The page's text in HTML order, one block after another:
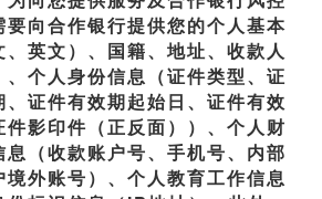
向合作银行提供您的个人基本
英文）、国籍、地址、收款人
个人身份信息（证件类型、证
证件有效期起始日、证件有效
影印件（正反面））、个人财
（收款账户号、手机号、内部
外账号）、个人教育工作信息